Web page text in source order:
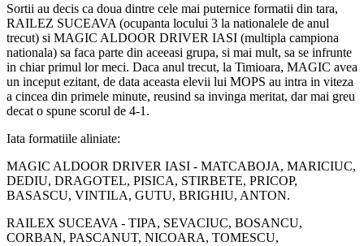
Sortii au decis ca doua dintre cele mai puternice formatii din tara,
RAILEZ SUCEAVA (ocupanta locului 3 la nationalele de anul
trecut) si MAGIC ALDOOR DRIVER IASI (multipla campiona
nationala) sa faca parte din aceeasi grupa, si mai mult, sa se infrunte
in chiar primul lor meci. Daca anul trecut, la Timioara, MAGIC avea
un inceput ezitant, de data aceasta elevii lui MOPS au intra in viteza
a cincea din primele minute, reusind sa invinga meritat, dar mai greu
decat o spune scorul de 4-1.
Iata formatiile aliniate:
MAGIC ALDOOR DRIVER IASI - MATCABOJA, MARICIUC,
DEDIU, DRAGOTEL, PISICA, STIRBETE, PRICOP,
BASASCU, VINTILA, GUTU, BRIGHIU, ANTON.
RAILEX SUCEAVA - TIPA, SEVACIUC, BOSANCU,
CORBAN, PASCANUT, NICOARA, TOMESCU,